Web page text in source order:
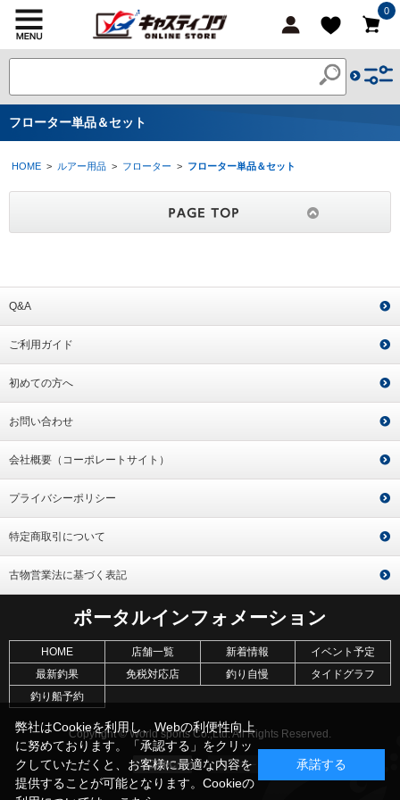
0
フローター単品＆セット
HOME > ルアー用品 > フローター > フローター単品＆セット
Q&A
ご利用ガイド
初めての方へ
お問い合わせ
会社概要（コーポレートサイト）
プライバシーポリシー
特定商取引について
古物営業法に基づく表記
ポータルインフォメーション
HOME 店舗一覧 新着情報
イベント予定
最新釣果
免税対応店 釣り自慢
タイドグラフ
釣り船予約
Copyright © World sports Co.,Ltd. All Rights Reserved.
弊社はCookieを利用し、Webの利便性向上
に努めております。「承認する」をクリッ
クしていただくと、お客様に最適な内容を
提供することが可能となります。Cookieの
承諾する